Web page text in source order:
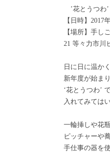
’花とうつわ’
【日時】2017
【場所】手し
21 等々力市川
日に日に温か
新年度が始ま
‘花とうつわ’
入れてみては
一輪挿しや花
ピッチャーや
手仕事の器を